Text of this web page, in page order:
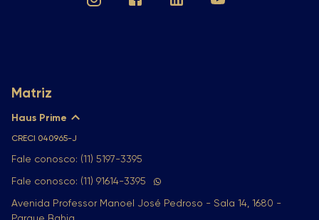
Matriz
Haus Prime
CRECI 040965-J
Fale conosco: (11) 5197-3395
Fale conosco: (11) 91614-3395
Avenida Professor Manoel José Pedroso - Sala 14, 1680 -